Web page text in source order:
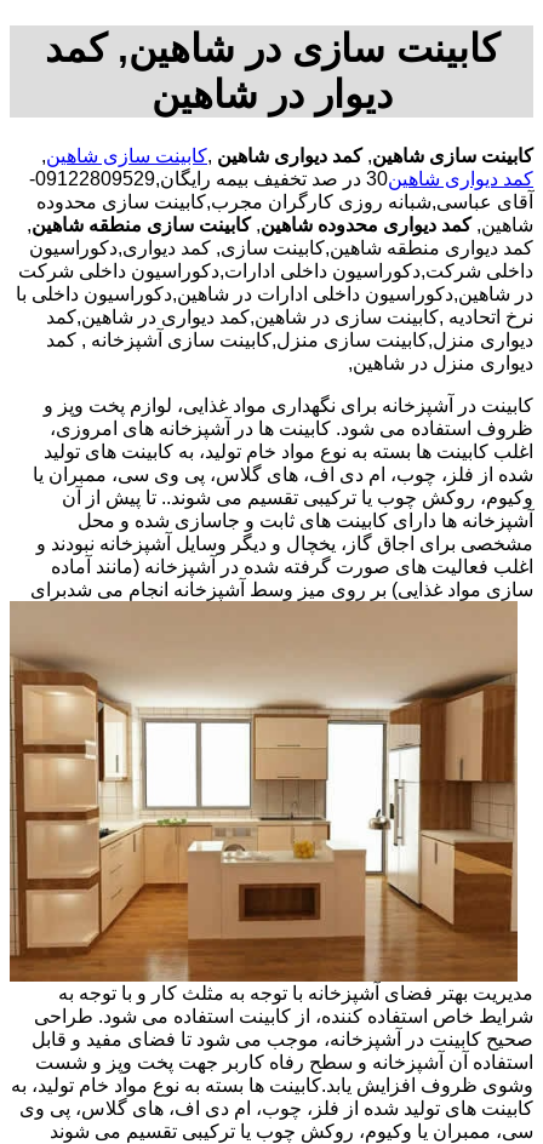
کابینت سازی در شاهین, کمد
دیوار در شاهین
کابینت سازی شاهین,کمد دیواری شاهین ,کابینت سازی شاهین,
کمد دیواری شاهین
30 در صد تخفیف بیمه رایگان,09122809529-
آقای عباسی,شبانه روزی کارگران مجرب,کابینت سازی محدوده
شاهین,کمد دیواری محدوده شاهین, کابینت سازی منطقه شاهین,
کمد دیواری منطقه شاهین,کابینت سازی, کمد دیواری,دکوراسیون
داخلی شرکت,دکوراسیون داخلی ادارات,دکوراسیون داخلی شرکت
در شاهین,دکوراسیون داخلی ادارات در شاهین,دکوراسیون داخلی با
نرخ اتحادیه ,کابینت سازی در شاهین,کمد دیواری در شاهین,کمد
دیواری منزل,کابینت سازی منزل,کابینت سازی آشپزخانه , کمد
دیواری منزل در شاهین,
کابینت در آشپزخانه برای نگهداری مواد غذایی، لوازم پخت وپز و
ظروف استفاده می شود. کابینت ها در آشپزخانه های امروزی،
اغلب کابینت ها بسته به نوع مواد خام تولید، به کابینت های تولید
شده از فلز، چوب، ام دی اف، های گلاس، پی وی سی، ممبران یا
وکیوم، روکش چوب یا ترکیبی تقسیم می شوند.. تا پیش از آن
آشپزخانه ها دارای کابینت های ثابت و جاسازی شده و محل
مشخصی برای اجاق گاز، یخچال و دیگر وسایل آشپزخانه نبودند و
اغلب فعالیت های صورت گرفته شده در آشپزخانه (مانند آماده
سازی مواد غذایی) بر روی میز وسط آشپزخانه انجام می شدبرای
مدیریت بهتر فضای آشپزخانه با توجه به مثلث کار و با توجه به
شرایط خاص استفاده کننده، از کابینت استفاده می شود. طراحی
صحیح کابینت در آشپزخانه، موجب می شود تا فضای مفید و قابل
استفاده آن آشپزخانه و سطح رفاه کاربر جهت پخت وپز و شست
وشوی ظروف افزایش یابد.کابینت ها بسته به نوع مواد خام تولید، به
کابینت های تولید شده از فلز، چوب، ام دی اف، های گلاس، پی وی
سی، ممبران یا وکیوم، روکش چوب یا ترکیبی تقسیم می شوند